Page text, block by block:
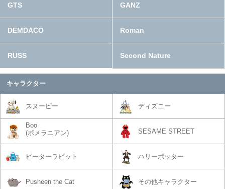
GTS GANZ
DEMDACO Roman
RUSS Second Nature
キャラクター
スヌーピー ディズニー
Boo
(ポメラニアン)
SESAME STREET
ピーターラビット ハリーポッター
Pusheen the Cat その他キャラクター